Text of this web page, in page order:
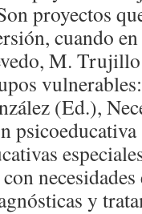
proyectos
cuando
M.
(Ed.),
y